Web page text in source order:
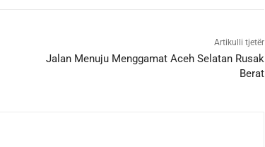
Artikulli tjetër
Jalan Menuju Menggamat Aceh Selatan Rusak
Berat